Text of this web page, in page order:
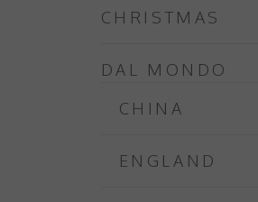
CHRISTMAS
DAL MONDO
CHINA
ENGLAND